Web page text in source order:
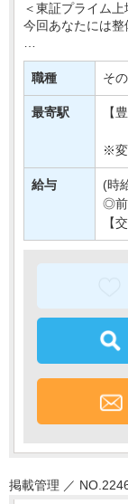
＜東証プライム
今回あなたには
具体的には…
冷暖房や電気の
正常な温度設定
職種 そ
最寄駅
※変
給与
(時
◎前
【
掲載管理 ／